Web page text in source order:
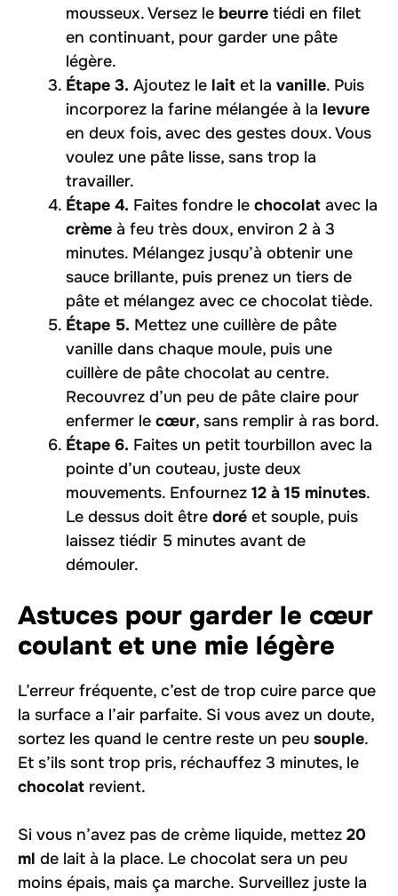
mousseux. Versez le beurre tiédi en filet
en continuant, pour garder une pâte
légère.
Étape 3. Ajoutez le lait et la vanille. Puis
incorporez la farine mélangée à la levure
en deux fois, avec des gestes doux. Vous
voulez une pâte lisse, sans trop la
travailler.
Étape 4. Faites fondre le chocolat avec la
crème à feu très doux, environ 2 à 3
minutes. Mélangez jusqu’à obtenir une
sauce brillante, puis prenez un tiers de
pâte et mélangez avec ce chocolat tiède.
Étape 5. Mettez une cuillère de pâte
vanille dans chaque moule, puis une
cuillère de pâte chocolat au centre.
Recouvrez d’un peu de pâte claire pour
enfermer le cœur, sans remplir à ras bord.
Étape 6. Faites un petit tourbillon avec la
pointe d’un couteau, juste deux
mouvements. Enfournez 12 à 15 minutes.
Le dessus doit être doré et souple, puis
laissez tiédir 5 minutes avant de
démouler.
Astuces pour garder le cœur
coulant et une mie légère
L’erreur fréquente, c’est de trop cuire parce que
la surface a l’air parfaite. Si vous avez un doute,
sortez les quand le centre reste un peu souple.
Et s’ils sont trop pris, réchauffez 3 minutes, le
chocolat revient.
Si vous n’avez pas de crème liquide, mettez 20
ml de lait à la place. Le chocolat sera un peu
moins épais, mais ça marche. Surveillez juste la